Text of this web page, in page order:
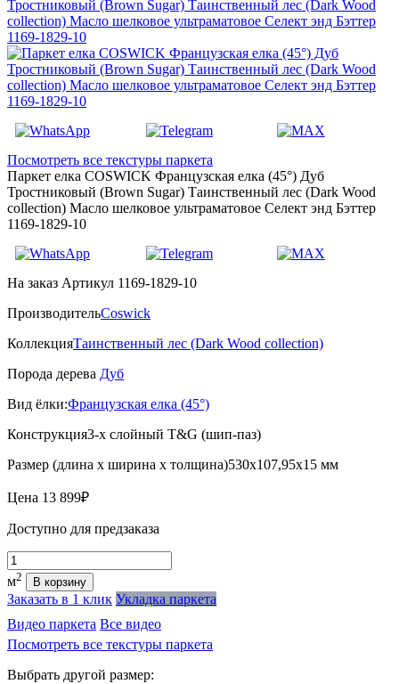
Посмотреть все текстуры паркета
Паркет елка COSWICK Французская елка (45°) Дуб
Тростниковый (Brown Sugar) Таинственный лес (Dark Wood
collection) Масло шелковое ультраматовое Селект энд Бэттер
1169-1829-10
На заказ Артикул 1169-1829-10
ПроизводительCoswick
КоллекцияТаинственный лес (Dark Wood collection)
Порода дерева Дуб
Вид ёлки:Французская елка (45°)
Конструкция3-х слойный T&G (шип-паз)
Размер (длина х ширина х толщина)530х107,95х15 мм
Цена 13 899₽
Доступно для предзаказа
Количество
м2 В корзину
Заказать в 1 клик Укладка паркета
Видео паркета Все видео
Посмотреть все текстуры паркета
Выбрать другой размер: